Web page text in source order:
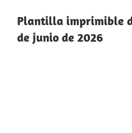
Plantilla imprimible
de junio de 2026